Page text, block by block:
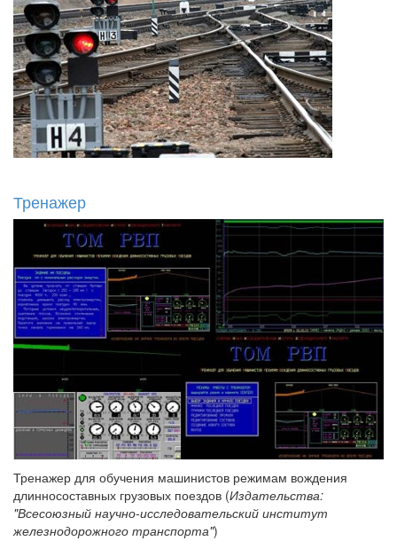
Тренажер
Тренажер для обучения машинистов режимам вождения
длинносоставных грузовых поездов (Издательства:
"Всесоюзный научно-исследовательский институт
железнодорожного транспорта")